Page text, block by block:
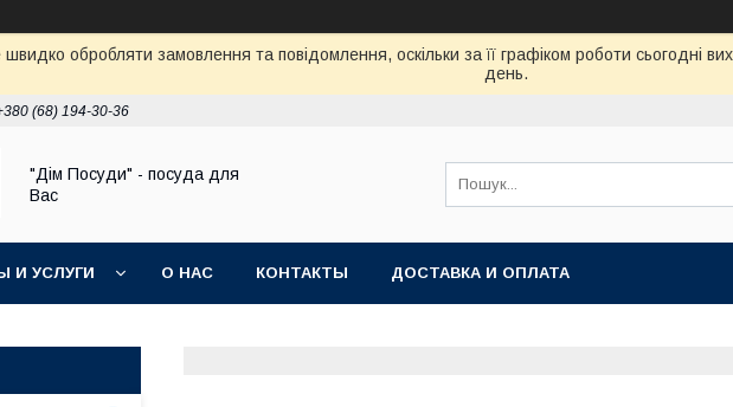
обробляти замовлення та повідомлення, оскільки за її графіком роботи сьогодні
день.
(68) 194-30-36
"Дім Посуди" - посуда для
Вас
И УСЛУГИ О НАС КОНТАКТЫ ДОСТАВКА И ОПЛАТА